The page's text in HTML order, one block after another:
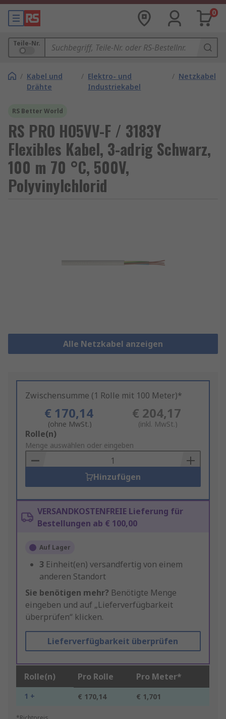
0
Teile-Nr.
/ Kabel und
Drähte
/ Elektro- und
Industriekabel
/ Netzkabel
RS Better World
RS PRO HO5VV-F / 3183Y
Flexibles Kabel, 3-adrig Schwarz,
100 m 70 °C, 500V,
Polyvinylchlorid
Alle Netzkabel anzeigen
Zwischensumme (1 Rolle mit 100 Meter)*
€ 170,14
(ohne MwSt.)
€ 204,17
(inkl. MwSt.)
Add
to
Basket
Rolle(n)
Menge auswählen oder eingeben
Hinzufügen
VERSANDKOSTENFREIE Lieferung für
Bestellungen ab € 100,00
Auf Lager
3 Einheit(en) versandfertig von einem
anderen Standort
Sie benötigen mehr? Benötigte Menge
eingeben und auf „Lieferverfügbarkeit
überprüfen“ klicken.
Lieferverfügbarkeit überprüfen
Rolle(n) Pro Rolle Pro Meter*
1 + € 170,14 € 1,701